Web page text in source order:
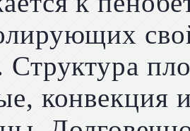
Структура
конвекция